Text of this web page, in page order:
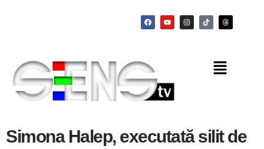
Simona Halep, executată silit de